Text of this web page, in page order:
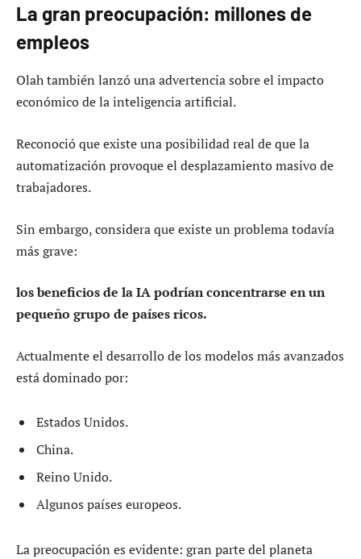
La gran preocupación: millones de
empleos
Olah también lanzó una advertencia sobre el impacto
económico de la inteligencia artificial.
Reconoció que existe una posibilidad real de que la
automatización provoque el desplazamiento masivo de
trabajadores.
Sin embargo, considera que existe un problema todavía
más grave:
los beneficios de la IA podrían concentrarse en un
pequeño grupo de países ricos.
Actualmente el desarrollo de los modelos más avanzados
está dominado por:
Estados Unidos.
China.
Reino Unido.
Algunos países europeos.
La preocupación es evidente: gran parte del planeta